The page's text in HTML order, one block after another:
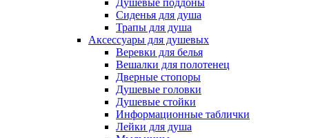
Душевые поддоны
Сиденья для душа
Трапы для душа
Аксессуары для душевых
Веревки для белья
Вешалки для полотенец
Дверные стопоры
Душевые головки
Душевые стойки
Информационные таблички
Лейки для душа